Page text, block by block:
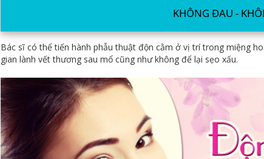
KHÔNG ĐAU -
Bác sĩ có thể tiến hành phẫu thuật độn cằm ở vị trí trong miệng
gian lành vết thương sau mổ cũng như không để lại sẹo xấu.